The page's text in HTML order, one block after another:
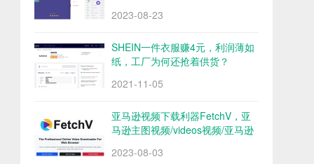
2023-08-23
SHEIN一件衣服赚4元，利润薄如
纸，工厂为何还抢着供货？
2021-11-05
亚马逊视频下载利器FetchV，亚
马逊主图视频/videos视频/亚马逊
2023-08-03